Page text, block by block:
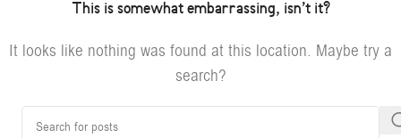
This is somewhat embarrassing, isn’t it?
It looks like nothing was found at this location. Maybe try a
search?